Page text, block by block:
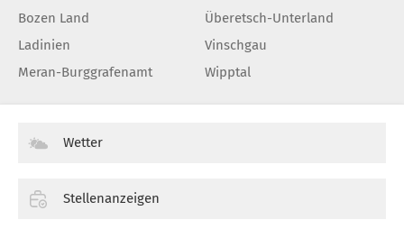
Bozen Land
Ladinien
Meran-Burggrafenamt
Überetsch-Unterland
Vinschgau
Wipptal
Wetter
Stellenanzeigen